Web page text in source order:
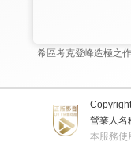
希區考克登峰造極之作
營業人名
本服務使